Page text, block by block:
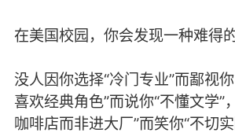
在美国校园，你会发现一种难得的
没人因你选择“冷门专业”而鄙视
喜欢经典角色”而说你“不懂文学”
咖啡店而非进大厂”而笑你“不切实